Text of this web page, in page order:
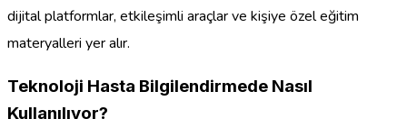
dijital platformlar, etkileşimli araçlar ve kişiye özel eğitim
materyalleri yer alır.
Teknoloji Hasta Bilgilendirmede Nasıl
Kullanılıyor?